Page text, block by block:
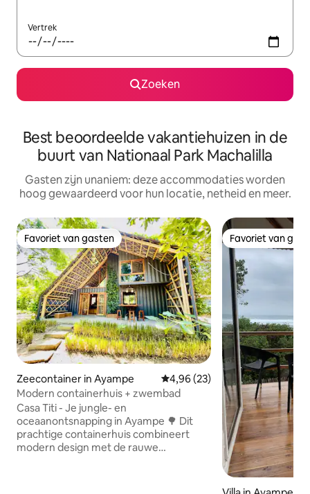
Vertrek
Zoeken
Best beoordeelde vakantiehuizen in de
buurt van Nationaal Park Machalilla
Gasten zijn unaniem: deze accommodaties worden
hoog gewaardeerd voor hun locatie, netheid en meer.
Favoriet van gasten
Favoriet van gasten
Zeecontainer in Ayampe Gemiddelde beoordeling van
4,96 (23)
Modern containerhuis + zwembad
Casa Titi - Je jungle- en
oceaanontsnapping in Ayampe 🌳 Dit
prachtige containerhuis combineert
modern design met de rauwe
Favoriet van
Favoriet van